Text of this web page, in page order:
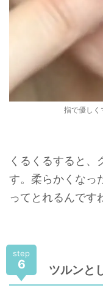
指で優しく
くるくるすると、
す。柔らかくなっ
ってとれるんです
step
6 ツルンと